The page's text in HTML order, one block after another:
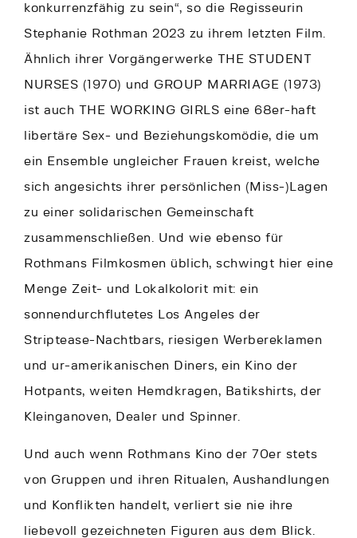
konkurrenzfähig zu sein“, so die Regisseurin
Stephanie Rothman 2023 zu ihrem letzten Film.
Ähnlich ihrer Vorgängerwerke THE STUDENT
NURSES (1970) und GROUP MARRIAGE (1973)
ist auch THE WORKING GIRLS eine 68er-haft
libertäre Sex- und Beziehungskomödie, die um
ein Ensemble ungleicher Frauen kreist, welche
sich angesichts ihrer persönlichen (Miss-)Lagen
zu einer solidarischen Gemeinschaft
zusammenschließen. Und wie ebenso für
Rothmans Filmkosmen üblich, schwingt hier eine
Menge Zeit- und Lokalkolorit mit: ein
sonnendurchflutetes Los Angeles der
Striptease-Nachtbars, riesigen Werbereklamen
und ur-amerikanischen Diners, ein Kino der
Hotpants, weiten Hemdkragen, Batikshirts, der
Kleinganoven, Dealer und Spinner.
Und auch wenn Rothmans Kino der 70er stets
von Gruppen und ihren Ritualen, Aushandlungen
und Konflikten handelt, verliert sie nie ihre
liebevoll gezeichneten Figuren aus dem Blick.